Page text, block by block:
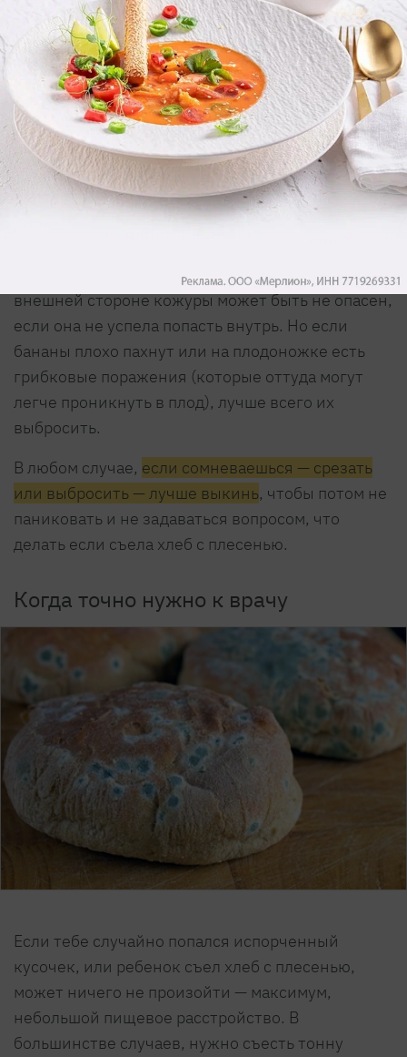
К заплесневелым продуктам, которые можно не
утилизировать целиком, относятся продукты с
меньшим содержанием влаги: твердыесырыили
твердые овощи, такие как капуста, болгарский
перец, морковь. Но в данном случае следует
срезать по крайней мере 1-2 см вокруг пятен
плесени, чтобы попытаться удалить как можно
больше спор.
ситуации. Например, банан с плесенью на
внешней стороне кожуры может быть не опасен,
если она не успела попасть внутрь. Но если
бананы плохо пахнут или на плодоножке есть
грибковые поражения (которые оттуда могут
легче проникнуть в плод), лучше всего их
выбросить.
В любом случае, если сомневаешься — срезать
или выбросить — лучше выкинь, чтобы потом не
паниковать и не задаваться вопросом, что
делать если съела хлеб с плесенью.
Когда точно нужно к врачу
Если тебе случайно попался испорченный
кусочек, или ребенок съел хлеб с плесенью,
может ничего не произойти — максимум,
небольшой пищевое расстройство. В
большинстве случаев, нужно съесть тонну